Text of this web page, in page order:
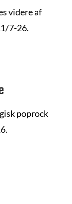
videre af
7-26.
poprock